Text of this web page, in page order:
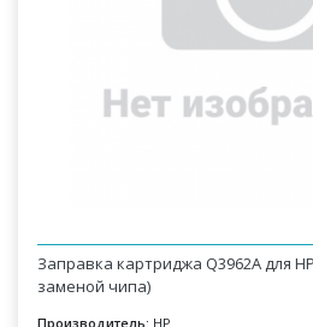
Заправка картриджа Q3962A для HP
заменой чипа)
Производитель: HP